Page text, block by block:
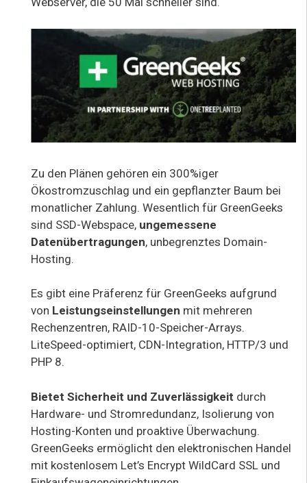
Zu den Plänen gehören ein 300%iger
Ökostromzuschlag und ein gepflanzter Baum bei
monatlicher Zahlung. Wesentlich für GreenGeeks
sind SSD-Webspace, ungemessene
Datenübertragungen, unbegrenztes Domain-
Hosting.
Es gibt eine Präferenz für GreenGeeks aufgrund
von Leistungseinstellungen mit mehreren
Rechenzentren, RAID-10-Speicher-Arrays.
LiteSpeed-optimiert, CDN-Integration, HTTP/3 und
PHP 8.
Bietet Sicherheit und Zuverlässigkeit durch
Hardware- und Stromredundanz, Isolierung von
Hosting-Konten und proaktive Überwachung.
GreenGeeks ermöglicht den elektronischen Handel
mit kostenlosem Let’s Encrypt WildCard SSL und